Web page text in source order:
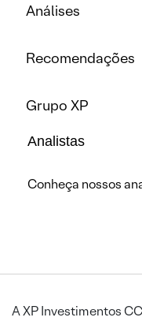
Análises
Recomendações
Grupo XP
Analistas
Conheça nossos
A XP Investimentos